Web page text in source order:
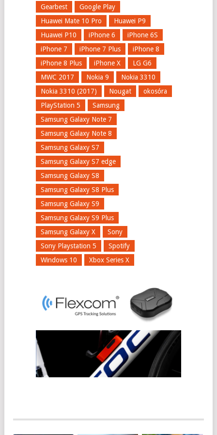
Gearbest
Google Play
Huawei Mate 10 Pro
Huawei P9
Huawei P10
iPhone 6
iPhone 6S
iPhone 7
iPhone 7 Plus
iPhone 8
iPhone 8 Plus
iPhone X
LG G6
MWC 2017
Nokia 9
Nokia 3310
Nokia 3310 (2017)
Nougat
okosóra
PlayStation 5
Samsung
Samsung Galaxy Note 7
Samsung Galaxy Note 8
Samsung Galaxy S7
Samsung Galaxy S7 edge
Samsung Galaxy S8
Samsung Galaxy S8 Plus
Samsung Galaxy S9
Samsung Galaxy S9 Plus
Samsung Galaxy X
Sony
Sony Playstation 5
Spotify
Windows 10
Xbox Series X